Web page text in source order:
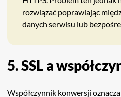
rozwiązać poprawiając
danych serwisu lub
5. SSL a
Współczynnik konwersji